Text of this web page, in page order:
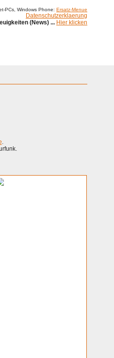
PCs, Windows Phone: Ersatz-Menue
Datenschutzerklaerung
(News) ... Hier klicken
.